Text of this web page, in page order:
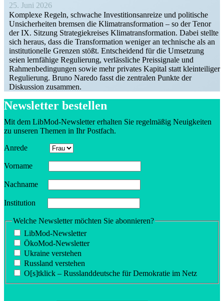
25. Juni 2026
Komplexe Regeln, schwache Inves­ti­ti­ons­an­reize und politische
Unsicher­heiten bremsen die Klima­trans­for­mation – so der Tenor
der IX. Sitzung Strate­gie­kreises Klima­trans­for­mation. Dabei stellte
sich heraus, dass die Trans­for­mation weniger an technische als an
insti­tu­tio­nelle Grenzen stößt. Entscheidend für die Umsetzung
seien lernfähige Regulierung, verläss­liche Preis­si­gnale und
Rahmen­be­din­gungen sowie mehr privates Kapital statt klein­tei­liger
Regulierung. Bruno Naredo fasst die zentralen Punkte der
Diskussion zusammen.
Newsletter bestellen
Mit dem LibMod-Newsletter erhalten Sie regel­mäßig Neuig­keiten
zu unseren Themen in Ihr Postfach.
Anrede
Vorname
Nachname
Insti­tution
Welche Newsletter möchten Sie abonnieren?
LibMod-Newsletter
ÖkoMod-Newsletter
Ukraine verstehen
Russland verstehen
O[s]tklick – Russland­deutsche für Demokratie im Netz